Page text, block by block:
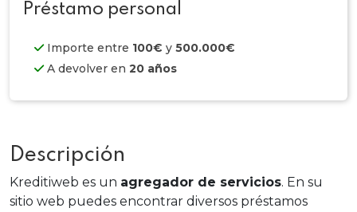
Préstamo personal
Importe entre 100€ y 500.000€
A devolver en 20 años
Descripción
Kreditiweb es un agregador de servicios. En su
sitio web puedes encontrar diversos préstamos